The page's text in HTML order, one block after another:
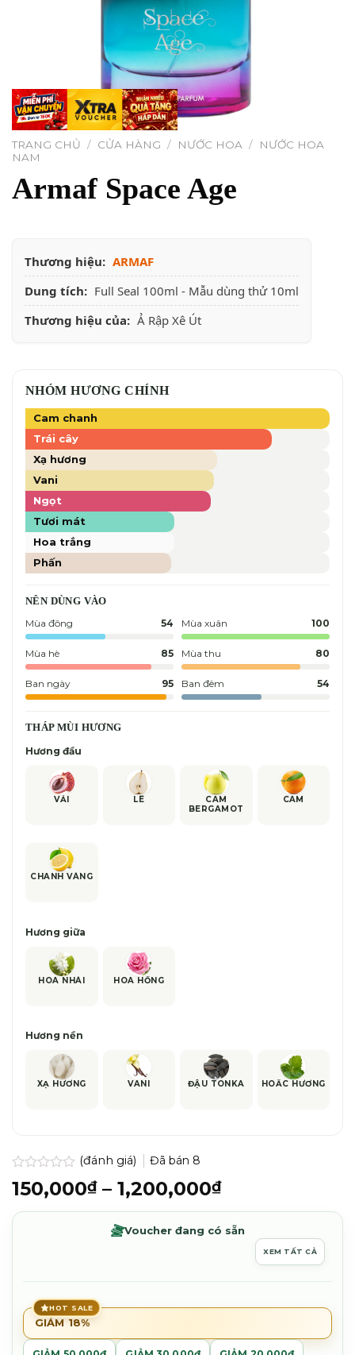
TRANG CHỦ / CỬA HÀNG / NƯỚC HOA /
NƯỚC HOA
NAM
Armaf Space Age
Thương hiệu: ARMAF
Dung tích: Full Seal 100ml - Mẫu dùng thử 10ml
Thương hiệu của: Ả Rập Xê Út
NHÓM HƯƠNG CHÍNH
Cam chanh
Trái cây
Xạ hương
Vani
Ngọt
Tươi mát
Hoa trắng
Phấn
NÊN DÙNG VÀO
Mùa đông
54 Mùa xuân 100
Mùa hè 85 Mùa thu 80
Ban ngày 95 Ban đêm 54
THÁP MÙI HƯƠNG
Hương đầu
VẢI LÊ
CAM
BERGAMOT
CAM
CHANH VÀNG
Hương giữa
HOA NHÀI HOA HỒNG
Hương nền
XẠ HƯƠNG VANI ĐẬU TONKA HOẮC HƯƠNG
Được
xếp
0.0
(đánh giá) Đã bán 8
150,000₫ – 1,200,000₫Khoảng
giá:
từ
150,000₫
đến
Voucher đang có sẵn
XEM TẤT CẢ
HOT SALE
GIẢM 18%